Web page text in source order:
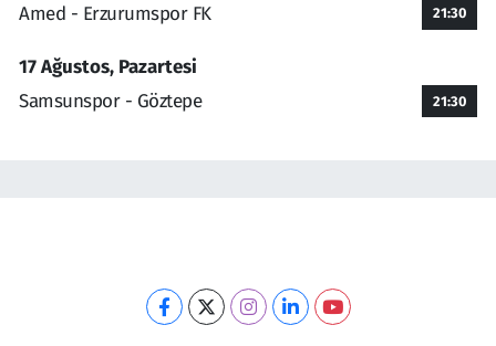
Amed - Erzurumspor FK 21:30
17 Ağustos, Pazartesi
Samsunspor - Göztepe
21:30